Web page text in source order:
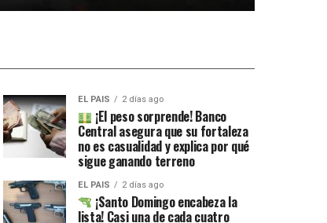
EL PAIS 2 días ago
¡El peso sorprende! Banco
Central asegura que su fortaleza
no es casualidad y explica por qué
sigue ganando terreno
EL PAIS 2 días ago
¡Santo Domingo encabeza la
lista! Casi una de cada cuatro